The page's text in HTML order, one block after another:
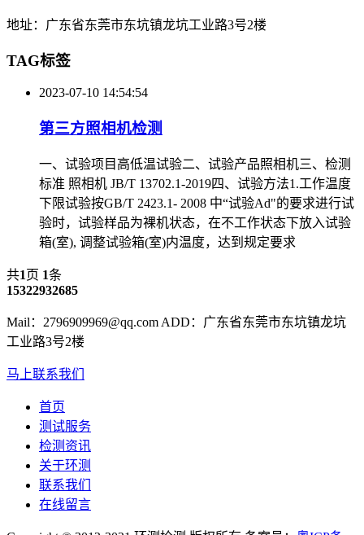
地址：广东省东莞市东坑镇龙坑工业路3号2楼
TAG标签
2023-07-10 14:54:54
第三方照相机检测
一、试验项目高低温试验二、试验产品照相机三、检测
标准 照相机 JB/T 13702.1-2019四、试验方法1.工作温度
下限试验按GB/T 2423.1- 2008 中“试验Ad"的要求进行试
验时，试验样品为裸机状态，在不工作状态下放入试验
箱(室), 调整试验箱(室)内温度，达到规定要求
共1页 1条
15322932685
Mail：2796909969@qq.com ADD：广东省东莞市东坑镇龙坑
工业路3号2楼
马上联系我们
首页
测试服务
检测资讯
关于环测
联系我们
在线留言